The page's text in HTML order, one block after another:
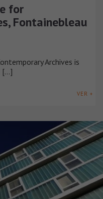
for
Fontainebleau
Archives is
VER +